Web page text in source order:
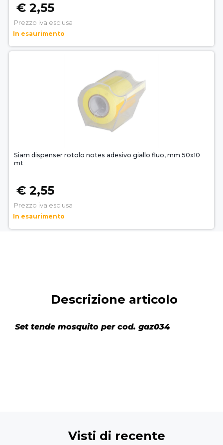
€ 2,55
Prezzo iva esclusa
In esaurimento
Siam dispenser rotolo notes adesivo giallo fluo, mm 50x10
mt
€ 2,55
Prezzo iva esclusa
In esaurimento
Descrizione articolo
Set tende mosquito per cod. gaz034
Visti di recente